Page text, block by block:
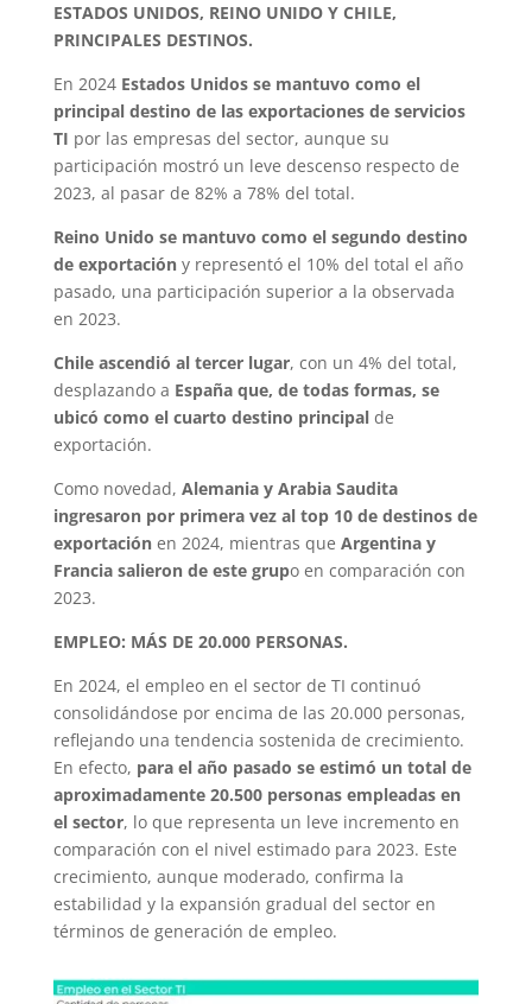
ESTADOS UNIDOS, REINO UNIDO Y CHILE,
PRINCIPALES DESTINOS.
En 2024 Estados Unidos se mantuvo como el
principal destino de las exportaciones de servicios
TI por las empresas del sector, aunque su
participación mostró un leve descenso respecto de
2023, al pasar de 82% a 78% del total.
Reino Unido se mantuvo como el segundo destino
de exportación y representó el 10% del total el año
pasado, una participación superior a la observada
en 2023.
Chile ascendió al tercer lugar, con un 4% del total,
desplazando a España que, de todas formas, se
ubicó como el cuarto destino principal de
exportación.
Como novedad, Alemania y Arabia Saudita
ingresaron por primera vez al top 10 de destinos de
exportaciónen 2024, mientras que Argentina y
Francia salieron de este grupo en comparación con
2023.
EMPLEO: MÁS DE 20.000 PERSONAS.
En 2024, el empleo en el sector de TI continuó
consolidándose por encima de las 20.000 personas,
reflejando una tendencia sostenida de crecimiento.
En efecto, para el año pasado se estimó un total de
aproximadamente 20.500 personas empleadas en
el sector, lo que representa un leve incremento en
comparación con el nivel estimado para 2023. Este
crecimiento, aunque moderado, confirma la
estabilidad y la expansión gradual del sector en
términos de generación de empleo.